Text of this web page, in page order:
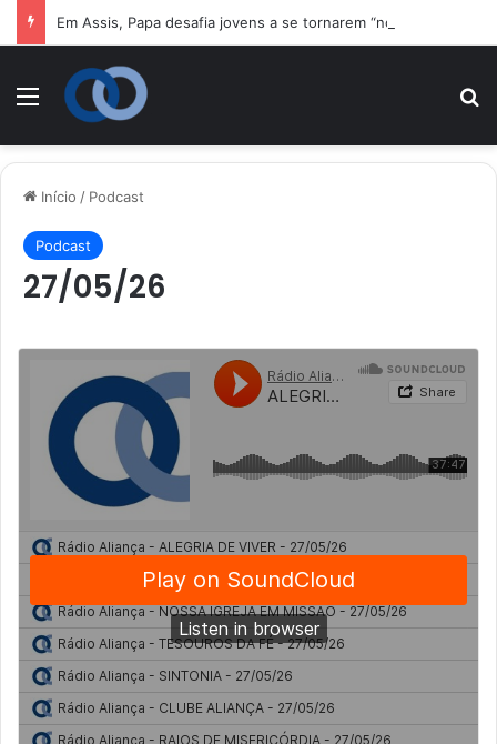
Menu
Início / Podcast
Podcast
27/05/26